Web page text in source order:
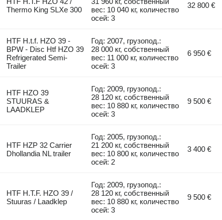
Thermo King SLXe 300
вес: 10 040 кг, количество
осей: 3
32 800 €
HTF H.t.f. HZO 39 -
BPW - Disc Htf HZO 39
Refrigerated Semi-
Trailer
Год: 2007, грузопод.:
28 000 кг, собственный
вес: 11 000 кг, количество
осей: 3
6 950 €
HTF HZO 39
STUURAS &
LAADKLEP
Год: 2009, грузопод.:
28 120 кг, собственный
вес: 10 880 кг, количество
осей: 3
9 500 €
HTF HZP 32 Carrier
Dhollandia NL trailer
Год: 2005, грузопод.:
21 200 кг, собственный
вес: 10 800 кг, количество
осей: 2
3 400 €
HTF H.T.F. HZO 39 /
Stuuras / Laadklep
Год: 2009, грузопод.:
28 120 кг, собственный
вес: 10 880 кг, количество
осей: 3
9 500 €